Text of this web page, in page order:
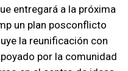
entregará a la próxima
un plan posconflicto
la reunificación con
por la comunidad